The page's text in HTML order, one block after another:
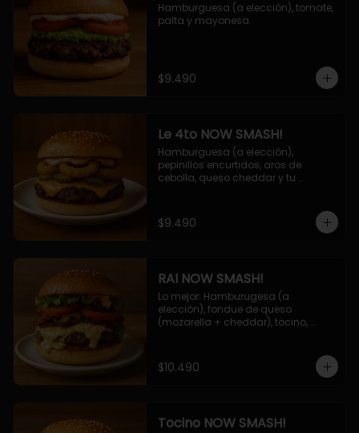
Hamburguesa (a elección), tomate,
palta y mayonesa.
$9.490
Le 4to NOW SMASH!
Hamburguesa (a elección),
pepinillos encurtidos, aros de
cebolla, queso cheddar y tu
$9.490
RAI NOW SMASH!
Lo mejor: Hamburugesa (a
elección), fondue de queso
(mozarella + cheddar), tocino,
NOW!
$10.490
Tocino NOW SMASH!